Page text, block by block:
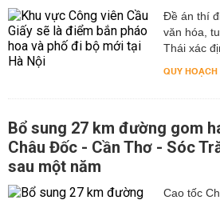
Đề án thí
văn hóa,
Thái xác
QUY HOẠCH
Bổ sung 27 km đường gom
Châu Đốc - Cần Thơ - Sóc
sau một năm
Cao tốc